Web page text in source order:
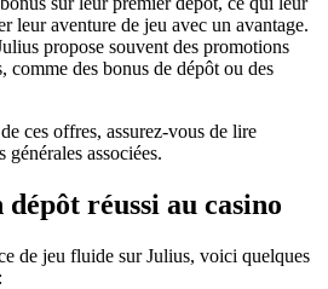
leur aventure de jeu avec un avantage.
propose souvent des promotions
comme des bonus de dépôt ou des
ces offres, assurez-vous de lire
associées.
réussi au casino
de jeu fluide sur Julius, voici quelques